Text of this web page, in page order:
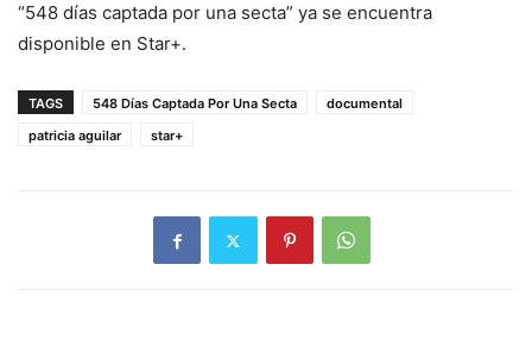
“548 días captada por una secta” ya se encuentra
disponible en Star+.
TAGS 548 Días Captada Por Una Secta
documental
patricia aguilar
star+